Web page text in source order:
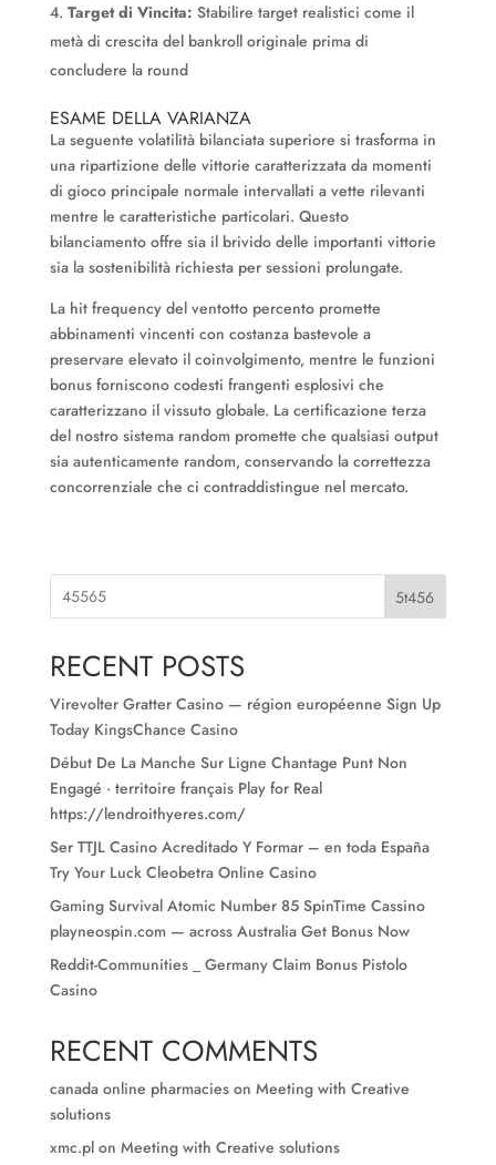
Target di Vincita: Stabilire target realistici come il
metà di crescita del bankroll originale prima di
concludere la round
ESAME DELLA VARIANZA
La seguente volatilità bilanciata superiore si trasforma in
una ripartizione delle vittorie caratterizzata da momenti
di gioco principale normale intervallati a vette rilevanti
mentre le caratteristiche particolari. Questo
bilanciamento offre sia il brivido delle importanti vittorie
sia la sostenibilità richiesta per sessioni prolungate.
La hit frequency del ventotto percento promette
abbinamenti vincenti con costanza bastevole a
preservare elevato il coinvolgimento, mentre le funzioni
bonus forniscono codesti frangenti esplosivi che
caratterizzano il vissuto globale. La certificazione terza
del nostro sistema random promette che qualsiasi output
sia autenticamente random, conservando la correttezza
concorrenziale che ci contraddistingue nel mercato.
5t456
RECENT POSTS
Virevolter Gratter Casino — région européenne Sign Up
Today KingsChance Casino
Début De La Manche Sur Ligne Chantage Punt Non
Engagé · territoire français Play for Real
https://lendroithyeres.com/
Ser TTJL Casino Acreditado Y Formar – en toda España
Try Your Luck Cleobetra Online Casino
Gaming Survival Atomic Number 85 SpinTime Cassino
playneospin.com — across Australia Get Bonus Now
Reddit-Communities _ Germany Claim Bonus Pistolo
Casino
RECENT COMMENTS
canada online pharmacieson Meeting with Creative
solutions
xmc.plon Meeting with Creative solutions